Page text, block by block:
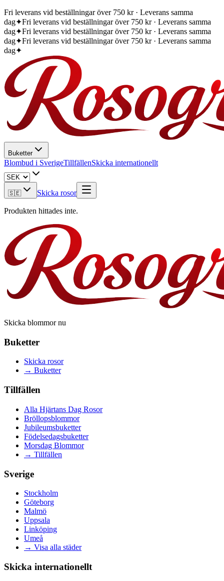
Fri leverans vid beställningar över 750 kr · Leverans samma
dag✦Fri leverans vid beställningar över 750 kr · Leverans samma
dag✦Fri leverans vid beställningar över 750 kr · Leverans samma
dag✦Fri leverans vid beställningar över 750 kr · Leverans samma
dag✦
Buketter
Blombud i SverigeTillfällenSkicka internationellt
🇸🇪 Skicka rosor
Produkten hittades inte.
Skicka blommor nu
Buketter
Skicka rosor
→ Buketter
Tillfällen
Alla Hjärtans Dag Rosor
Bröllopsblommor
Jubileumsbuketter
Födelsedagsbuketter
Morsdag Blommor
→ Tillfällen
Sverige
Stockholm
Göteborg
Malmö
Uppsala
Linköping
Umeå
→ Visa alla städer
Skicka internationellt